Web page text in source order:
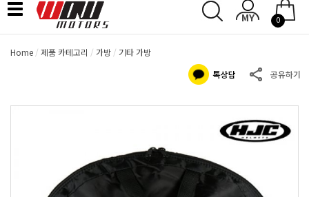
Toggle
navigation
0
Home 제품 카테고리 가방 기타 가방